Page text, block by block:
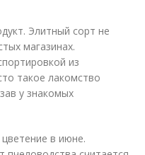
Элитный сорт не
магазинах.
из
такое лакомство
у знакомых
в июне.